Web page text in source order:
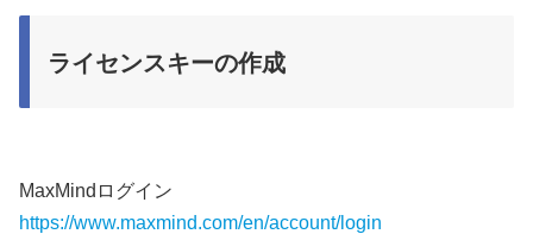
ライセンスキーの作成
MaxMindログイン
https://www.maxmind.com/en/account/login